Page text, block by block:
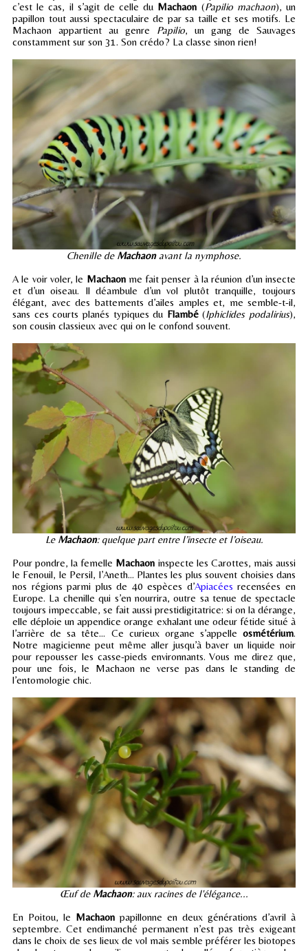
c’est le cas, il s’agit de celle du Machaon (Papilio machaon), un
papillon tout aussi spectaculaire de par sa taille et ses motifs. Le
Machaon appartient au genre Papilio, un gang de Sauvages
constamment sur son 31. Son crédo? La classe sinon rien!
Chenille de Machaonavant la nymphose.
A le voir voler, le Machaonme fait penser à la réunion d’un insecte
et d’un oiseau. Il déambule d’un vol plutôt tranquille, toujours
élégant, avec des battements d’ailes amples et, me semble-t-il,
sans ces courts planés typiques du Flambé(Iphiclides podalirius),
son cousin classieux avec qui on le confond souvent.
Le Machaon: quelque part entre l’insecte et l’oiseau.
Pour pondre, la femelle Machaon inspecte les Carottes, mais aussi
le Fenouil, le Persil, l’Aneth… Plantes les plus souvent choisies dans
nos régions parmi plus de 40 espèces d’Apiacées recensées en
Europe. La chenille qui s’en nourrira, outre sa tenue de spectacle
toujours impeccable, se fait aussi prestidigitatrice: si on la dérange,
elle déploie un appendice orange exhalant une odeur fétide situé à
l’arrière de sa tête… Ce curieux organe s’appelle osmétérium.
Notre magicienne peut même aller jusqu’à baver un liquide noir
pour repousser les casse-pieds environnants. Vous me direz que,
pour une fois, le Machaon ne verse pas dans le standing de
l’entomologie chic.
Œuf de Machaon: aux racines de l'élégance...
En Poitou, le Machaon papillonne en deux générations d’avril à
septembre. Cet endimanché permanent n’est pas très exigeant
dans le choix de ses lieux de vol mais semble préférer les biotopes